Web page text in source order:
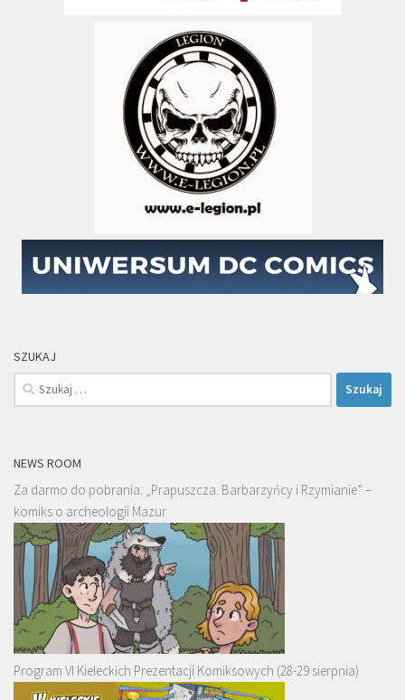
SZUKAJ
Szukaj:
NEWS ROOM
Za darmo do pobrania: „Prapuszcza. Barbarzyńcy i Rzymianie” –
komiks o archeologii Mazur
Program VI Kieleckich Prezentacji Komiksowych (28-29 sierpnia)